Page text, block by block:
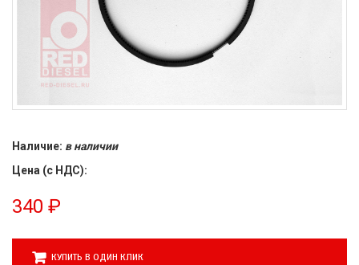
Наличие: в наличии
Цена (с НДС):
340 ₽
КУПИТЬ В ОДИН КЛИК